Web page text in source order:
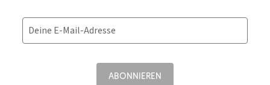
Deine E-Mail-Adresse
ABONNIEREN